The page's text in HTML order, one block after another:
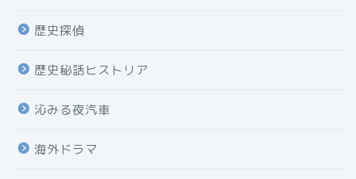
歴史探偵
歴史秘話ヒストリア
沁みる夜汽車
海外ドラマ